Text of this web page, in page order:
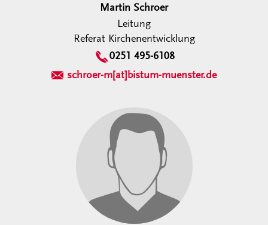
Martin Schroer
Leitung
Referat Kirchenentwicklung
0251 495-6108
schroer-m[at]bistum-muenster.de